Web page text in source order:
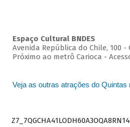
Espaço Cultural BNDES
Avenida República do Chile, 100 -
Próximo ao metrô Carioca -
Veja as outras atrações do Quintas